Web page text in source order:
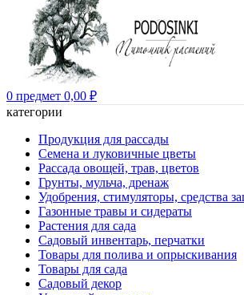
0 предмет 0,00 ₽
категории
Продукция для рассады
Семена и луковичные цветы
Рассада овощей, трав, цветов
Грунты, мульча, дренаж
Удобрения, стимуляторы, средства
Газонные травы и сидераты
Растения для сада
Садовый инвентарь, перчатки
Товары для полива и опрыскивания
Товары для сада
Садовый декор